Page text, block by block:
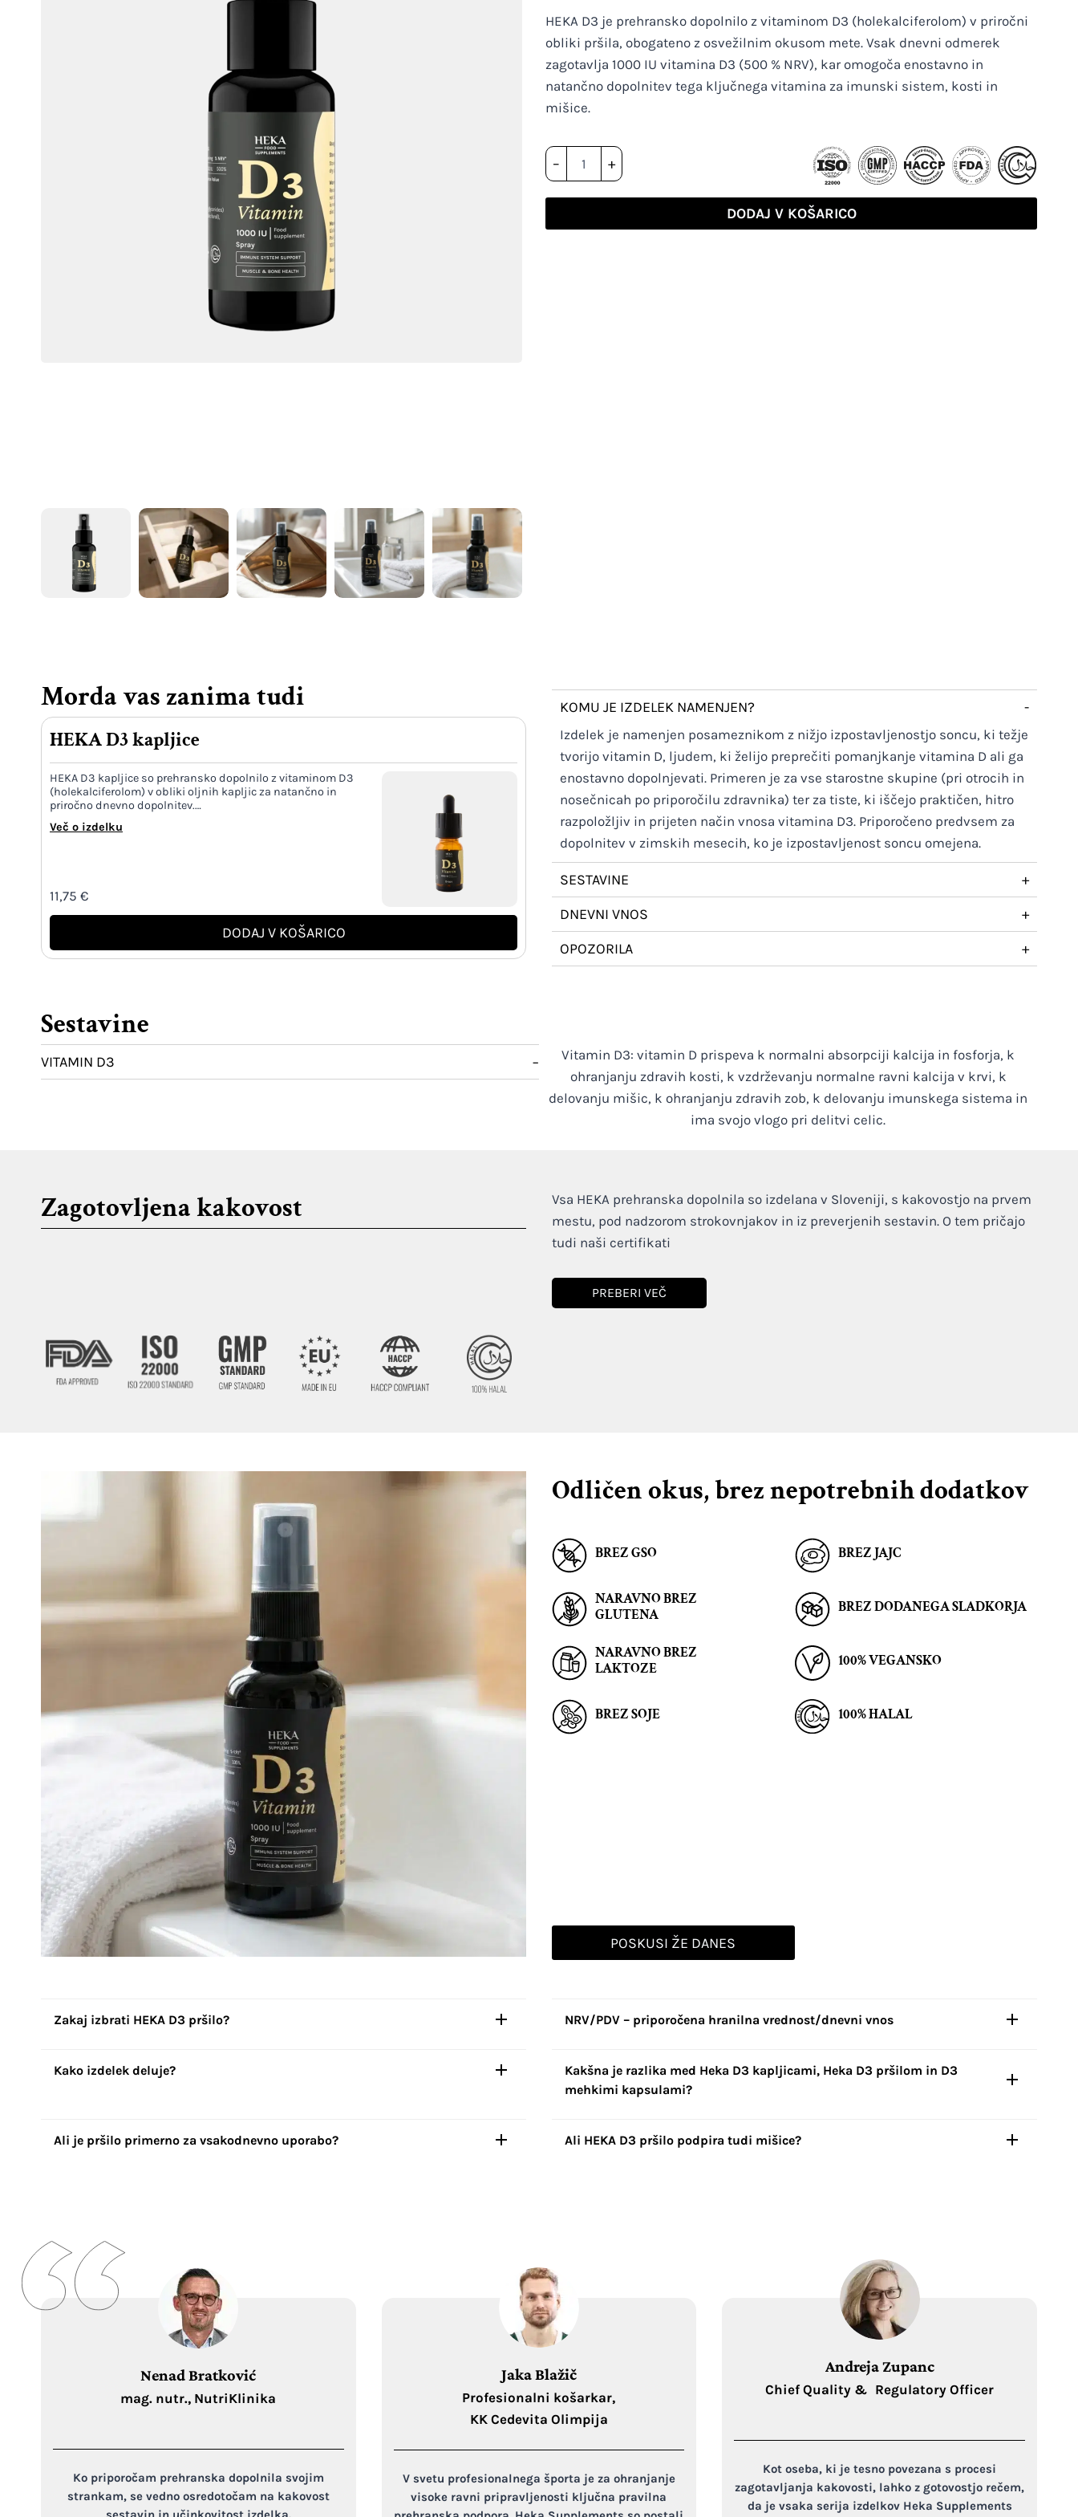
HEKA D3 je prehransko dopolnilo z vitaminom D3 (holekalciferolom) v priročni
obliki pršila, obogateno z osvežilnim okusom mete. Vsak dnevni odmerek
zagotavlja 1000 IU vitamina D3 (500 % NRV), kar omogoča enostavno in
natančno dopolnitev tega ključnega vitamina za imunski sistem, kosti in
mišice.
–
HEKA
D3
pršilo
+
DODAJ V KOŠARICO
Morda vas zanima tudi
HEKA D3 kapljice
HEKA D3 kapljice so prehransko dopolnilo z vitaminom D3
(holekalciferolom) v obliki oljnih kapljic za natančno in
priročno dnevno dopolnitev.…
Več o izdelku
11,75 €
DODAJ V KOŠARICO
KOMU JE IZDELEK NAMENJEN? -
Izdelek je namenjen posameznikom z nižjo izpostavljenostjo soncu, ki težje
tvorijo vitamin D, ljudem, ki želijo preprečiti pomanjkanje vitamina D ali ga
enostavno dopolnjevati. Primeren je za vse starostne skupine (pri otrocih in
nosečnicah po priporočilu zdravnika) ter za tiste, ki iščejo praktičen, hitro
razpoložljiv in prijeten način vnosa vitamina D3. Priporočeno predvsem za
dopolnitev v zimskih mesecih, ko je izpostavljenost soncu omejena.
SESTAVINE
+
DNEVNI VNOS
+
OPOZORILA
+
Sestavine
VITAMIN D3 −
Vitamin D3: vitamin D prispeva k normalni absorpciji kalcija in fosforja, k
ohranjanju zdravih kosti, k vzdrževanju normalne ravni kalcija v krvi, k
delovanju mišic, k ohranjanju zdravih zob, k delovanju imunskega sistema in
ima svojo vlogo pri delitvi celic.
Zagotovljena kakovost
Vsa HEKA prehranska dopolnila so izdelana v Sloveniji, s kakovostjo na prvem
mestu, pod nadzorom strokovnjakov in iz preverjenih sestavin. O tem pričajo
tudi naši certifikati
PREBERI VEČ
Odličen okus, brez nepotrebnih dodatkov
BREZ GSO
NARAVNO BREZ
GLUTENA
NARAVNO BREZ
LAKTOZE
BREZ SOJE
BREZ JAJC
BREZ DODANEGA SLADKORJA
100% VEGANSKO
100% HALAL
POSKUSI ŽE DANES
Zakaj izbrati HEKA D3 pršilo? NRV/PDV – priporočena hranilna vrednost/dnevni vnos
Kako izdelek deluje? Kakšna je razlika med Heka D3 kapljicami, Heka D3 pršilom in D3
mehkimi kapsulami?
Ali je pršilo primerno za vsakodnevno uporabo? Ali HEKA D3 pršilo podpira tudi mišice?
Nenad Bratković
mag. nutr., NutriKlinika
Ko priporočam prehranska dopolnila svojim
strankam, se vedno osredotočam na kakovost
Jaka Blažič
Profesionalni košarkar,
KK Cedevita Olimpija
V svetu profesionalnega športa je za ohranjanje
visoke ravni pripravljenosti ključna pravilna
Andreja Zupanc
Chief Quality & Regulatory Officer
Kot oseba, ki je tesno povezana s procesi
zagotavljanja kakovosti, lahko z gotovostjo rečem,
da je vsaka serija izdelkov Heka Supplements